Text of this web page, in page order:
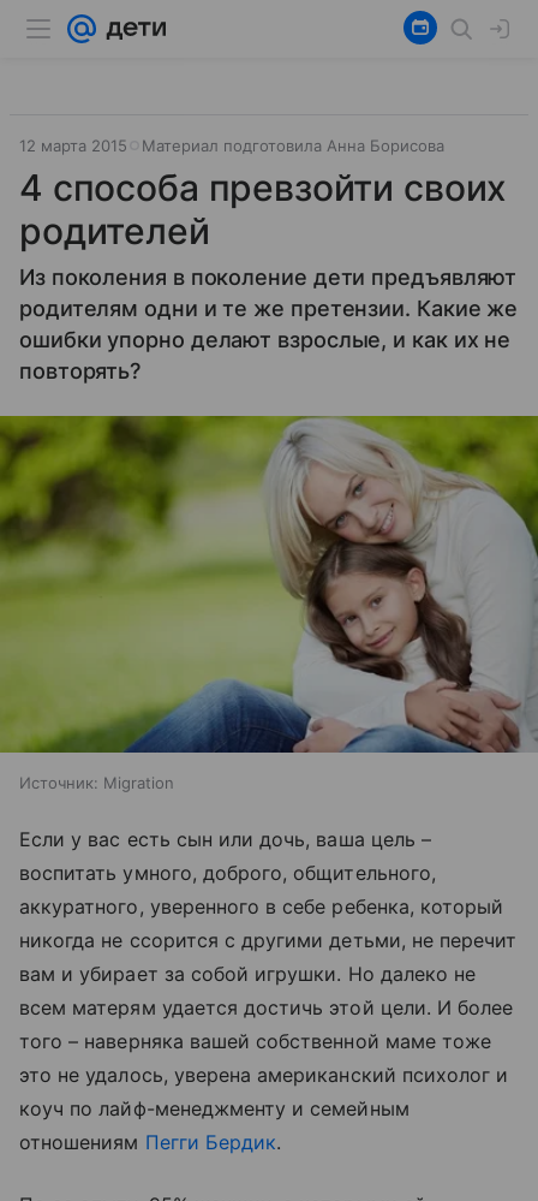
12 марта 2015 Материал подготовила Анна Борисова
4 способа превзойти своих
родителей
Из поколения в поколение дети предъявляют
родителям одни и те же претензии. Какие же
ошибки упорно делают взрослые, и как их не
повторять?
Источник: Migration
Если у вас есть сын или дочь, ваша цель –
воспитать умного, доброго, общительного,
аккуратного, уверенного в себе ребенка, который
никогда не ссорится с другими детьми, не перечит
вам и убирает за собой игрушки. Но далеко не
всем матерям удается достичь этой цели. И более
того – наверняка вашей собственной маме тоже
это не удалось, уверена американский психолог и
коуч по лайф-менеджменту и семейным
отношениям Пегги Бердик.